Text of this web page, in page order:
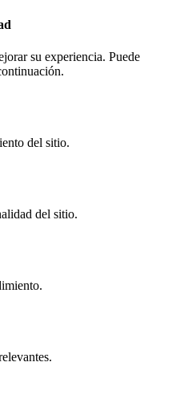
su experiencia. Puede
del sitio.
del sitio.